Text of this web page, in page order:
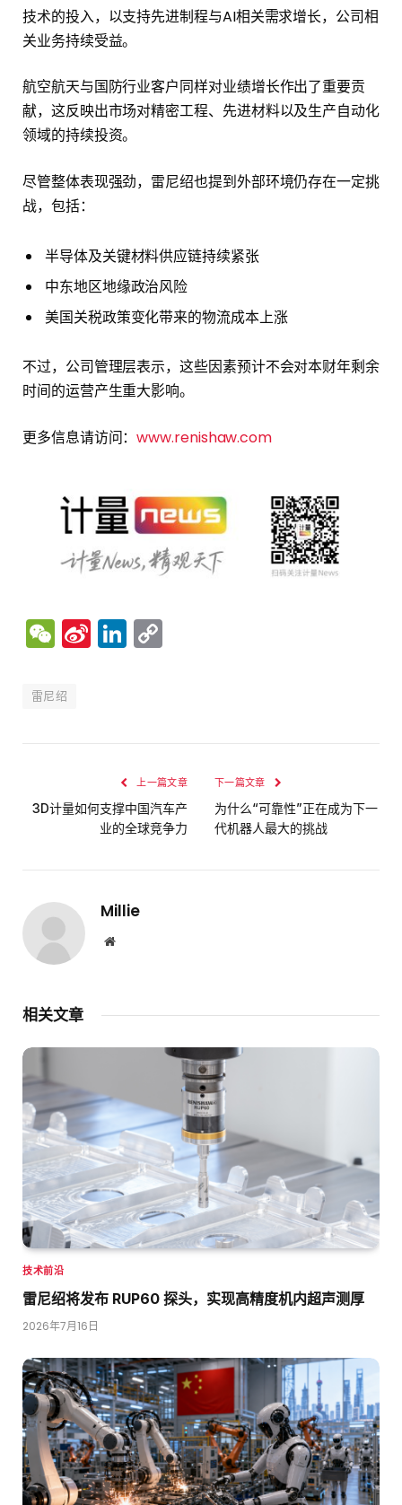
技术的投入，以支持先进制程与AI相关需求增长，公司相
关业务持续受益。
航空航天与国防行业客户同样对业绩增长作出了重要贡
献，这反映出市场对精密工程、先进材料以及生产自动化
领域的持续投资。
尽管整体表现强劲，雷尼绍也提到外部环境仍存在一定挑
战，包括：
半导体及关键材料供应链持续紧张
中东地区地缘政治风险
美国关税政策变化带来的物流成本上涨
不过，公司管理层表示，这些因素预计不会对本财年剩余
时间的运营产生重大影响。
更多信息请访问：www.renishaw.com
WeChat
SinaLinkedIn
雷尼绍
上一篇文章
3D计量如何支撑中国汽车产
业的全球竞争力
下一篇文章
为什么“可靠性”正在成为下一
代机器人最大的挑战
Millie
网
相关文章
技术前沿
雷尼绍将发布 RUP60 探头，实现高精度机内超声测厚
2026年7月16日